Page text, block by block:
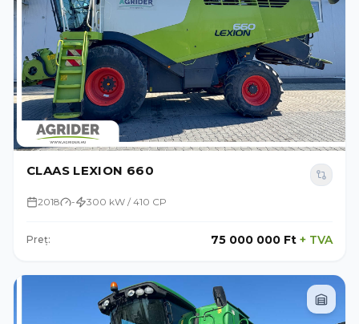
CLAAS LEXION 660
2018 - 300 kW / 410 CP
Preț: 75 000 000 Ft + TVA